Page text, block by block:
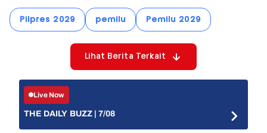
Pilpres 2029 pemilu Pemilu 2029
Lihat Berita Terkait
Live Now
THE DAILY BUZZ | 7/08